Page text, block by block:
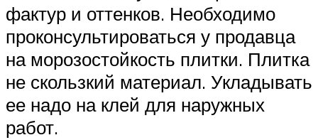
фактур и оттенков. Необходимо
проконсультироваться у продавца
на морозостойкость плитки. Плитка
не скользкий материал. Укладывать
ее надо на клей для наружных
работ.